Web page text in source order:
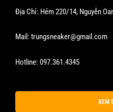
Địa Chỉ: Hẻm 220/14, Nguyễn
Mail: trungsneaker@gmail.com
Hotline: 097.361.4345
XEM